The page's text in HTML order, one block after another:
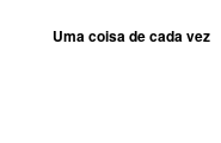
Uma coisa de cada vez